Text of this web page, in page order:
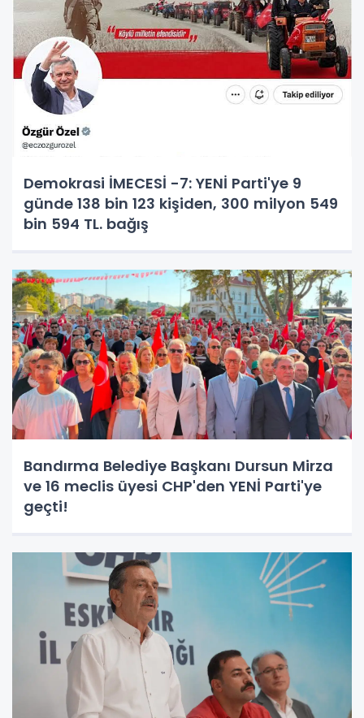
Demokrasi İMECESİ -7: YENİ Parti'ye 9
günde 138 bin 123 kişiden, 300 milyon 549
bin 594 TL. bağış
Bandırma Belediye Başkanı Dursun Mirza
ve 16 meclis üyesi CHP'den YENİ Parti'ye
geçti!